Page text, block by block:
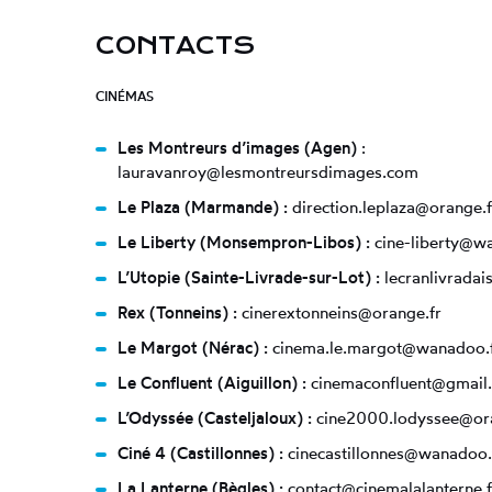
plateforme COMETT, quizz, etc.
Une séance comprend :
Une projection d’environ 35 minutes de courts
programmation est établie en partenariat avec
professorat et de l’éducation (INSPE) d’Agen
Une animation ludique autour du cinéma,
* Un livret pédagogique vous sera envoyé à la
présenter les films et de vous aider à préparer
L’après-midi de 14 h à 16 h
Merci de vous rapprocher de votre cinéma de
avant le 3 juillet 2026.
CONTACTS
CINÉMAS
Les Montreurs d’images (Agen) :
lauravanroy@lesmontreursdimages.com
Le Plaza (Marmande) :
Le Liberty (Monsempron-Libos) : cine-
L’Utopie (Sainte-Livrade-sur-Lot) :
Rex (Tonneins) : cinerextonneins@orange.fr
Le Margot (Nérac) :
Le Confluent (Aiguillon) :
L’Odyssée (Casteljaloux) :
Ciné 4 (Castillonnes) :